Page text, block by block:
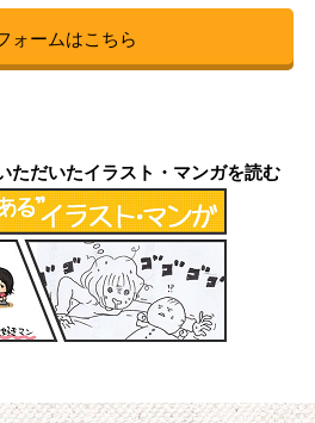
ォームはこちら
ただいたイラスト・マンガを読む